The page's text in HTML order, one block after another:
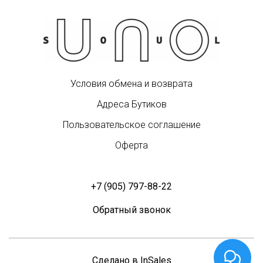
Условия обмена и возврата
Адреса Бутиков
Пользовательское соглашение
Оферта
+7 (905) 797-88-22
Обратный звонок
Сделано в InSales